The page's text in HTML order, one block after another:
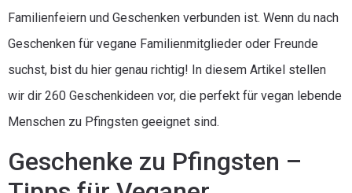
Familienfeiern und Geschenken verbunden ist. Wenn du nach
Geschenken für vegane Familienmitglieder oder Freunde
suchst, bist du hier genau richtig! In diesem Artikel stellen
wir dir 260 Geschenkideen vor, die perfekt für vegan lebende
Menschen zu Pfingsten geeignet sind.
Geschenke zu Pfingsten –